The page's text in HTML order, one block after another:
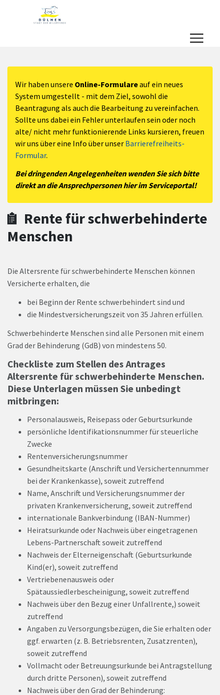
Zum Header
Zum Hauptinhalt
Zum Footer
Zum Hauptinhalt springen
Wir haben unsere Online-Formulareauf ein neues
System umgestellt - mit dem Ziel, sowohl die
Beantragung als auch die Bearbeitung zu vereinfachen.
Sollte uns dabei ein Fehler unterlaufen sein oder noch
alte/ nicht mehr funktionierende Links kursieren, freuen
wir uns über eine Info über unser Barrierefreiheits-
Formular.
Bei dringenden Angelegenheiten wenden Sie sich bitte
direkt an die Ansprechpersonen hier im Serviceportal!
Rente für schwerbehinderte
Menschen
Die Altersrente für schwerbehinderte Menschen können
Versicherte erhalten, die
bei Beginn der Rente schwerbehindert sind und
die Mindestversicherungszeit von 35 Jahren erfüllen.
Schwerbehinderte Menschen sind alle Personen mit einem
Grad der Behinderung (GdB) von mindestens 50.
Checkliste zum Stellen des Antrages
Altersrente für schwerbehinderte Menschen.
Diese Unterlagen müssen Sie unbedingt
mitbringen:
Personalausweis, Reisepass oder Geburtsurkunde
persönliche Identifikationsnummer für steuerliche
Zwecke
Rentenversicherungsnummer
Gesundheitskarte (Anschrift und Versichertennummer
bei der Krankenkasse), soweit zutreffend
Name, Anschrift und Versicherungsnummer der
privaten Krankenversicherung, soweit zutreffend
internationale Bankverbindung (IBAN-Nummer)
Heiratsurkunde oder Nachweis über eingetragenen
Lebens-Partnerschaft soweit zutreffend
Nachweis der Elterneigenschaft (Geburtsurkunde
Kind(er), soweit zutreffend
Vertriebenenausweis oder
Spätaussiedlerbescheinigung, soweit zutreffend
Nachweis über den Bezug einer Unfallrente,) soweit
zutreffend
Angaben zu Versorgungsbezügen, die Sie erhalten oder
ggf. erwarten (z. B. Betriebsrenten, Zusatzrenten),
soweit zutreffend
Vollmacht oder Betreuungsurkunde bei Antragstellung
durch dritte Personen), soweit zutreffend
Nachweis über den Grad der Behinderung: